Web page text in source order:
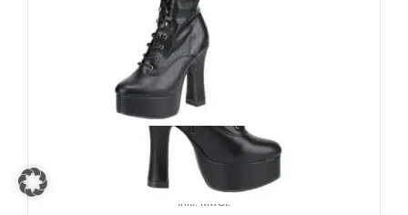
Erogance Stiefel Fluitare
99,90
Inkl. MwSt.